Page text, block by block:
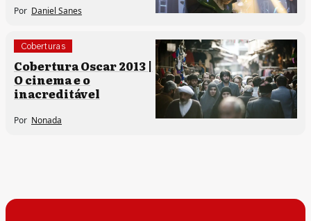
Por Daniel Sanes
Coberturas
Cobertura Oscar 2013 |
O cinema e o
inacreditável
Por Nonada